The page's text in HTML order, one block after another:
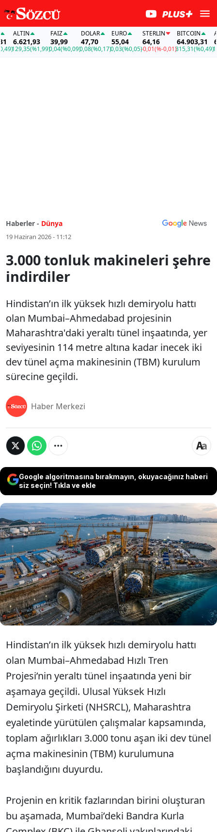
ALTIN
6.621,93
129,35(%1,99)
FAİZ
39,99
0,04(%0,09)
DOLAR
47,70
0,08(%0,17)
EURO
55,04
0,03(%0,05)
STERLIN
64,16
-0,01(%-0,01)
BITCOIN
64.903,31
315,31(%0,49)
Haberler - Dünya
19 Haziran 2026 - 11:12
3.000 tonluk makineleri şehre
indirdiler
Hindistan’ın ilk yüksek hızlı demiryolu hattı
olan Mumbai–Ahmedabad projesinin
Maharashtra'daki yeraltı tünel inşaatında, yer
seviyesinin 114 metre altına kadar inecek iki
dev tünel açma makinesinin (TBM) kurulum
sürecine geçildi.
Haber Merkezi
Google algoritmasına bırakmayın, okuyacağınız haberi
siz seçin! Tıkla ve ekle
Hindistan’ın ilk yüksek hızlı demiryolu hattı
olan Mumbai–Ahmedabad projesinin
Maharashtra'daki yeraltı tünel inşaatında, yer
seviyesinin 114 metre altına kadar inecek iki
dev tünel açma makinesinin (TBM) kurulum
sürecine geçildi.
Hindistan’ın ilk yüksek hızlı demiryolu hattı
olan Mumbai–Ahmedabad Hızlı Tren
Projesi’nin yeraltı tünel inşaatında yeni bir
aşamaya geçildi. Ulusal Yüksek Hızlı
Demiryolu Şirketi (NHSRCL), Maharashtra
eyaletinde yürütülen çalışmalar kapsamında,
toplam ağırlıkları 3.000 tonu aşan iki dev tünel
açma makinesinin (TBM) kurulumuna
başlandığını duyurdu.
Projenin en kritik fazlarından birini oluşturan
bu aşamada, Mumbai’deki Bandra Kurla